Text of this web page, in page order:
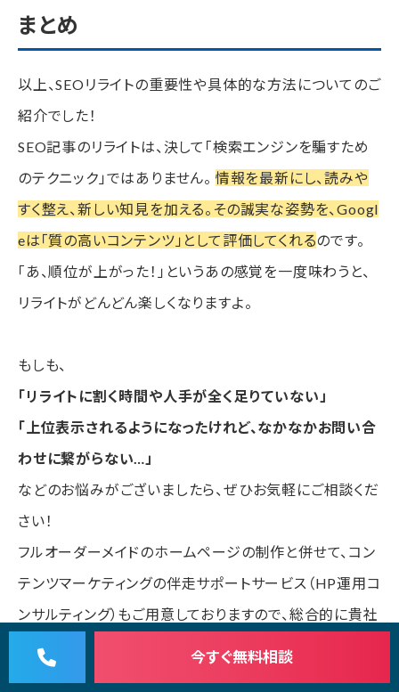
まとめ
以上、SEOリライトの重要性や具体的な方法についてのご
紹介でした！
SEO記事のリライトは、決して「検索エンジンを騙すため
のテクニック」ではありません。 情報を最新にし、読みや
すく整え、新しい知見を加える。その誠実な姿勢を、Googl
eは「質の高いコンテンツ」として評価してくれるのです。
「あ、順位が上がった！」というあの感覚を一度味わうと、
リライトがどんどん楽しくなりますよ。
もしも、
「リライトに割く時間や人手が全く足りていない」
「上位表示されるようになったけれど、なかなかお問い合
わせに繋がらない…」
などのお悩みがございましたら、ぜひお気軽にご相談くだ
さい！
フルオーダーメイドのホームページの制作と併せて、コン
テンツマーケティングの伴走サポートサービス（HP運用コ
ンサルティング）もご用意しておりますので、総合的に貴社
のビジネスの成長を後押しいたします。
今すぐ無料相談